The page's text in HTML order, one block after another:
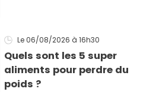
Le 06/08/2026 à 16h30
Quels sont les 5 super
aliments pour perdre du
poids ?